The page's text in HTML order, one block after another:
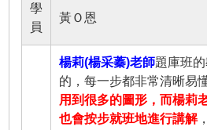
學
員
黃Ｏ恩
楊莉(楊采蓁)老師題庫班
的，每一步都非常清晰易
用到很多的圖形，而楊莉
也會按步就班地進行講解